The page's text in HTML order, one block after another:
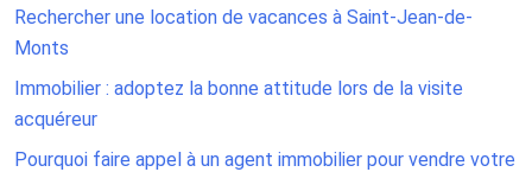
Rechercher une location de vacances à Saint-Jean-de-
Monts
Immobilier : adoptez la bonne attitude lors de la visite
acquéreur
Pourquoi faire appel à un agent immobilier pour vendre votre